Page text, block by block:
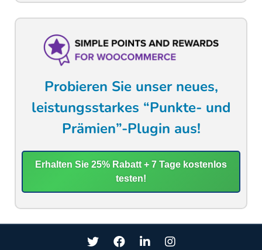
Probieren Sie unser neues,
leistungsstarkes “Punkte- und
Prämien”-Plugin aus!
Erhalten Sie 25% Rabatt + 7 Tage kostenlos
testen!